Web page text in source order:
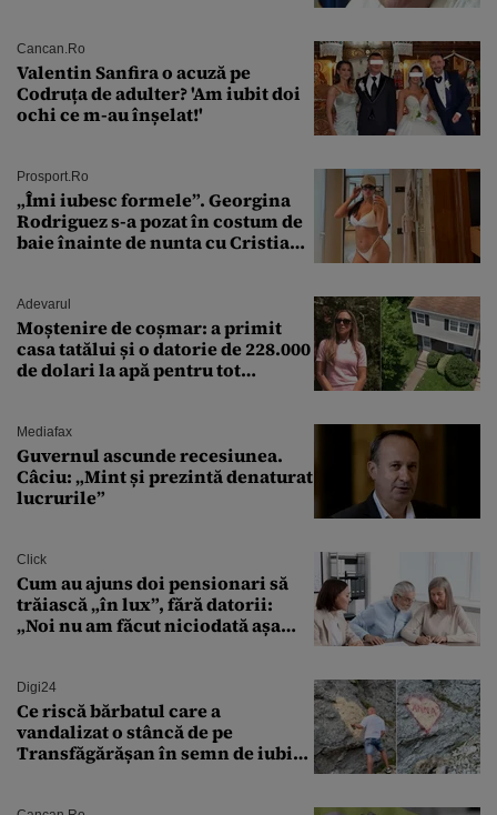
Cancan.ro
Valentin Sanfira o acuză pe
Codruța de adulter? 'Am iubit doi
ochi ce m-au înșelat!'
Prosport.ro
„Îmi iubesc formele”. Georgina
Rodriguez s-a pozat în costum de
baie înainte de nunta cu Cristiano
Adevarul
Moștenire de coșmar: a primit
casa tatălui și o datorie de 228.000
de dolari la apă pentru tot
Mediafax
Guvernul ascunde recesiunea.
Câciu: „Mint și prezintă denaturat
lucrurile”
Click
Cum au ajuns doi pensionari să
trăiască „în lux”, fără datorii:
„Noi nu am făcut niciodată așa
Digi24
Ce riscă bărbatul care a
vandalizat o stâncă de pe
Transfăgărășan în semn de iubire